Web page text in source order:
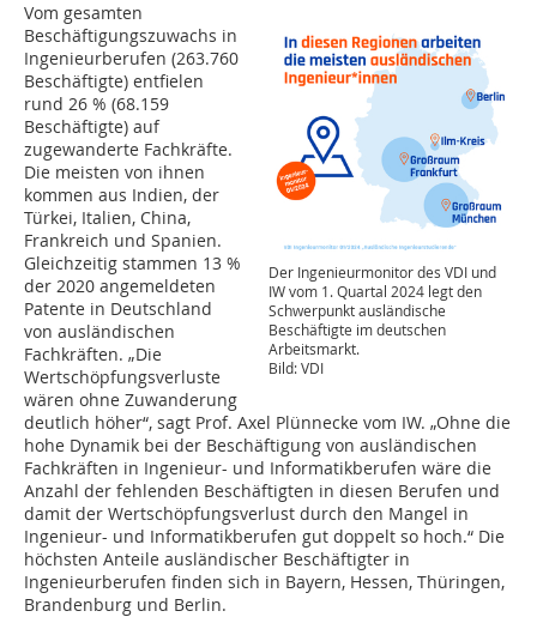
Der Ingenieurmonitor des VDI und
IW vom 1. Quartal 2024 legt den
Schwerpunkt ausländische
Beschäftigte im deutschen
Arbeitsmarkt.
Bild: VDI
Vom gesamten
Beschäftigungszuwachs in
Ingenieurberufen (263.760
Beschäftigte) entfielen
rund 26 % (68.159
Beschäftigte) auf
zugewanderte Fachkräfte.
Die meisten von ihnen
kommen aus Indien, der
Türkei, Italien, China,
Frankreich und Spanien.
Gleichzeitig stammen 13 %
der 2020 angemeldeten
Patente in Deutschland
von ausländischen
Fachkräften. „Die
Wertschöpfungsverluste
wären ohne Zuwanderung
deutlich höher“, sagt Prof. Axel Plünnecke vom IW. „Ohne die
hohe Dynamik bei der Beschäftigung von ausländischen
Fachkräften in Ingenieur- und Informatikberufen wäre die
Anzahl der fehlenden Beschäftigten in diesen Berufen und
damit der Wertschöpfungsverlust durch den Mangel in
Ingenieur- und Informatikberufen gut doppelt so hoch.“ Die
höchsten Anteile ausländischer Beschäftigter in
Ingenieurberufen finden sich in Bayern, Hessen, Thüringen,
Brandenburg und Berlin.